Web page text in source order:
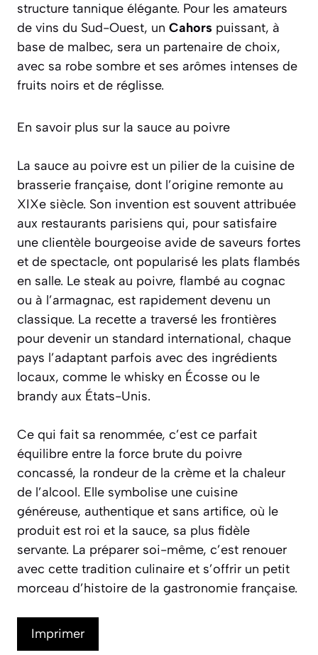
structure tannique élégante. Pour les amateurs
de vins du Sud-Ouest, un Cahors puissant, à
base de malbec, sera un partenaire de choix,
avec sa robe sombre et ses arômes intenses de
fruits noirs et de réglisse.
En savoir plus sur la sauce au poivre
La sauce au poivre est un pilier de la cuisine de
brasserie française, dont l’origine remonte au
XIXe siècle. Son invention est souvent attribuée
aux restaurants parisiens qui, pour satisfaire
une clientèle bourgeoise avide de saveurs fortes
et de spectacle, ont popularisé les plats flambés
en salle. Le steak au poivre, flambé au cognac
ou à l’armagnac, est rapidement devenu un
classique. La recette a traversé les frontières
pour devenir un standard international, chaque
pays l’adaptant parfois avec des ingrédients
locaux, comme le whisky en Écosse ou le
brandy aux États-Unis.
Ce qui fait sa renommée, c’est ce parfait
équilibre entre la force brute du poivre
concassé, la rondeur de la crème et la chaleur
de l’alcool. Elle symbolise une cuisine
généreuse, authentique et sans artifice, où le
produit est roi et la sauce, sa plus fidèle
servante. La préparer soi-même, c’est renouer
avec cette tradition culinaire et s’offrir un petit
morceau d’histoire de la gastronomie française.
Imprimer